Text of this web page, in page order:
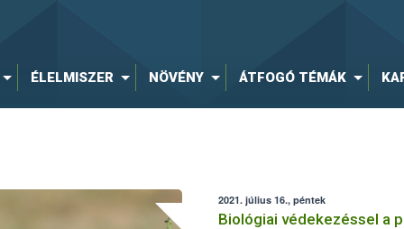
ÉLELMISZER NÖVÉNY ÁTFOGÓ TÉMÁK
2021. július 16., péntek
Biológiai védekezéssel a